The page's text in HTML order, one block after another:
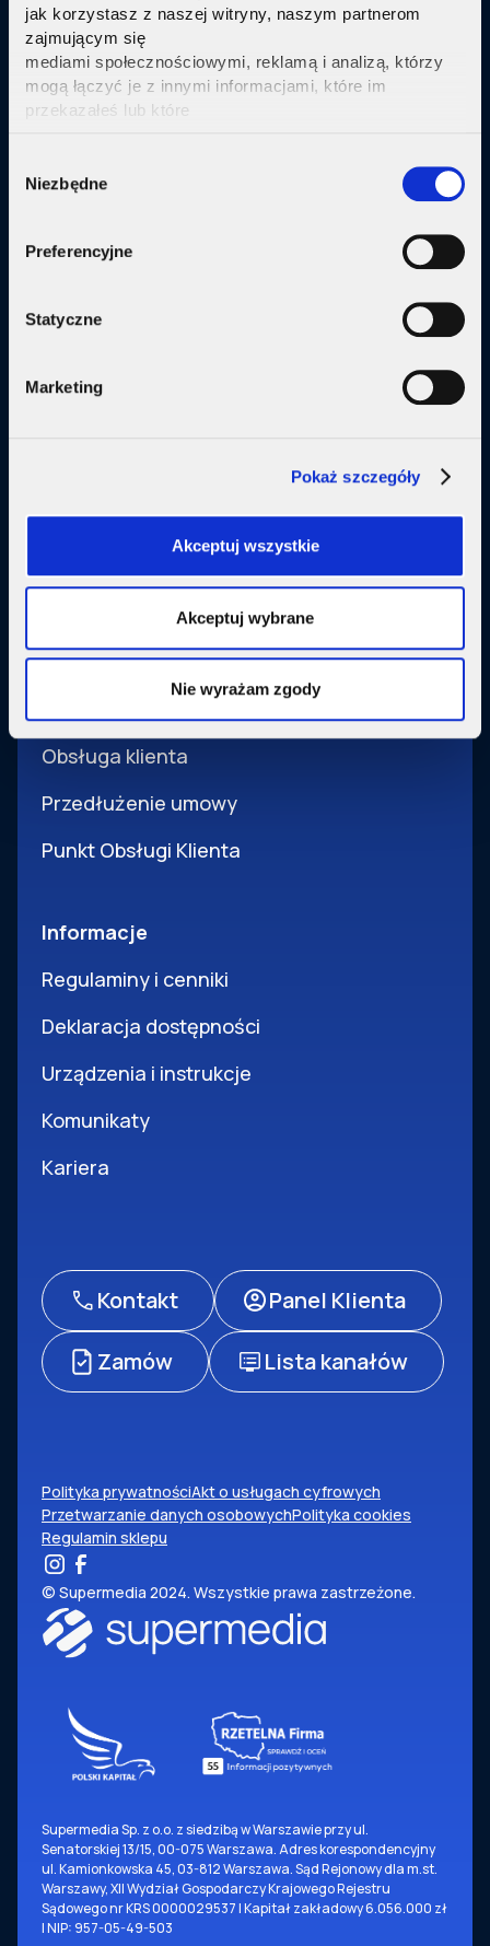
jak korzystasz z naszej witryny, naszym partnerom
zajmującym się
mediami społecznościowymi, reklamą i analizą, którzy
mogą łączyć je z innymi informacjami, które im
przekazałeś lub które
Selection
Niezbędne
Preferencyjne
Statyczne
Marketing
Pokaż szczegóły
Akceptuj wszystkie
Akceptuj wybrane
Nie wyrażam zgody
Sprawdź
Internet + telewizja
Internet + plan komórkowy
Małe firmy
SupermediaGo
Pomoc i obsługa
Obsługa klienta
Przedłużenie umowy
Punkt Obsługi Klienta
Informacje
Regulaminy i cenniki
Deklaracja dostępności
Urządzenia i instrukcje
Komunikaty
Kariera
Kontakt Panel Klienta
Zamów Lista kanałów
Polityka prywatnościAkt o usługach cyfrowych
Przetwarzanie danych osobowychPolityka cookies
Regulamin sklepu
© Supermedia 2024. Wszystkie prawa zastrzeżone.
Supermedia Sp. z o.o. z siedzibą w Warszawie przy ul.
Senatorskiej 13/15, 00-075 Warszawa. Adres korespondencyjny
ul. Kamionkowska 45, 03-812 Warszawa. Sąd Rejonowy dla m.st.
Warszawy, XII Wydział Gospodarczy Krajowego Rejestru
Sądowego nr KRS 0000029537 | Kapitał zakładowy 6.056.000 zł
| NIP: 957-05-49-503